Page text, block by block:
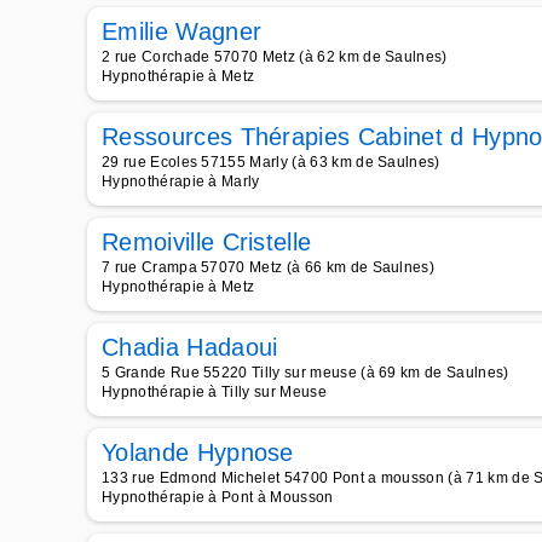
Emilie Wagner
2 rue Corchade 57070 Metz (à 62 km de Saulnes)
Hypnothérapie à Metz
Ressources Thérapies Cabinet d
29 rue Ecoles 57155 Marly (à 63 km de Saulnes)
Hypnothérapie à Marly
Remoiville Cristelle
7 rue Crampa 57070 Metz (à 66 km de Saulnes)
Hypnothérapie à Metz
Chadia Hadaoui
5 Grande Rue 55220 Tilly sur meuse (à 69 km de Saulnes)
Hypnothérapie à Tilly sur Meuse
Yolande Hypnose
133 rue Edmond Michelet 54700 Pont a mousson (à 71 km de
Hypnothérapie à Pont à Mousson